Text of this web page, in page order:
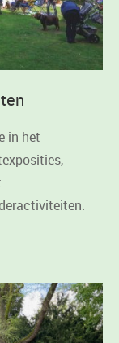
in het